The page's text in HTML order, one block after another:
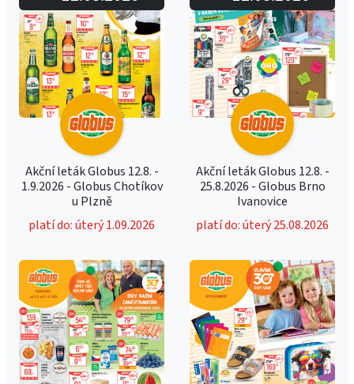
Akční leták Globus 12.8. -
1.9.2026 - Globus Chotíkov
u Plzně
platí do: úterý 1.09.2026
Akční leták Globus 12.8. -
25.8.2026 - Globus Brno
Ivanovice
platí do: úterý 25.08.2026